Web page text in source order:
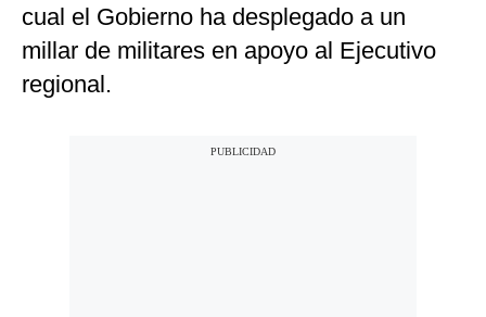
cual el Gobierno ha desplegado a un
millar de militares en apoyo al Ejecutivo
regional.